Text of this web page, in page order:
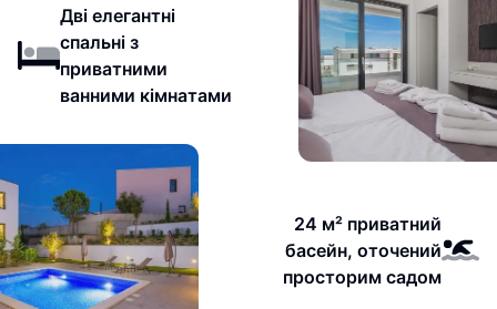
Дві елегантні
спальні з
приватними
ванними кімнатами
24 м² приватний
басейн, оточений
просторим садом